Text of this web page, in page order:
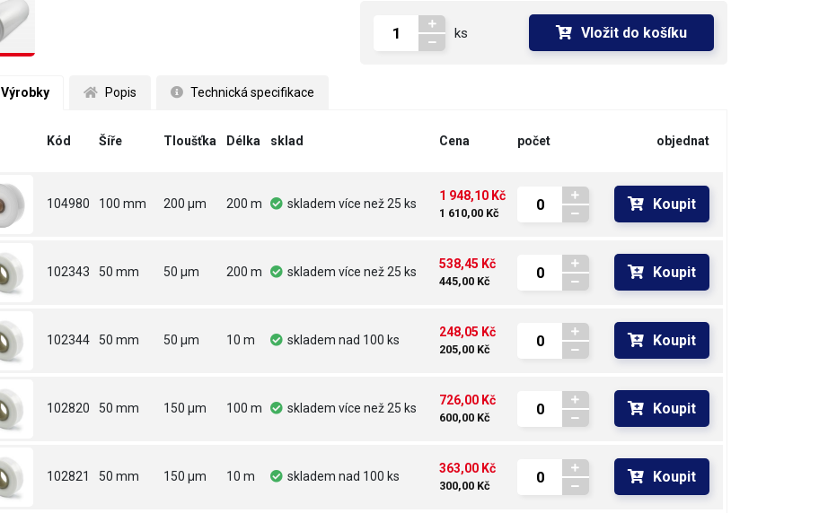
ks Vložit do košíku
Výrobky Popis Technická specifikace
Kód Šíře Tloušťka Délka sklad Cena počet objednat
104980 100 mm 200 µm 200 m skladem více než 25 ks
1 948,10 Kč
1 610,00 Kč
Koupit
102343 50 mm 50 µm 200 m skladem více než 25 ks
538,45 Kč
445,00 Kč
Koupit
102344 50 mm 50 µm 10 m skladem nad 100 ks
248,05 Kč
205,00 Kč
Koupit
102820 50 mm 150 µm 100 m skladem více než 25 ks
726,00 Kč
600,00 Kč
Koupit
102821 50 mm 150 µm 10 m skladem nad 100 ks
363,00 Kč
300,00 Kč
Koupit